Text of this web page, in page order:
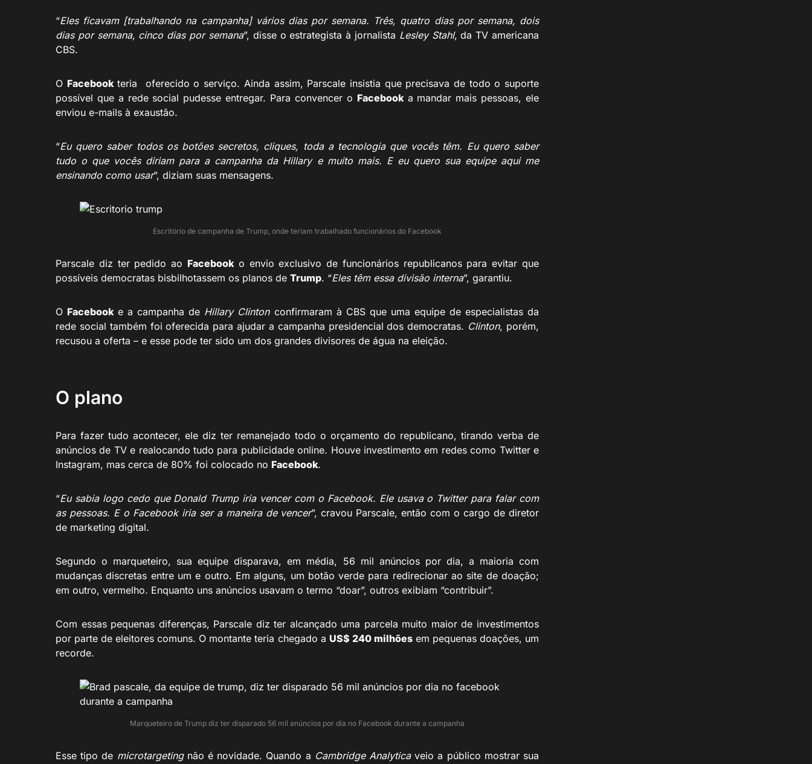
“Eles ficavam [trabalhando na campanha] vários dias por semana. Três, quatro dias por semana, dois
dias por semana, cinco dias por semana”, disse o estrategista à jornalista Lesley Stahl, da TV americana
CBS.
O Facebookteria oferecido o serviço. Ainda assim, Parscale insistia que precisava de todo o suporte
possível que a rede social pudesse entregar. Para convencer o Facebooka mandar mais pessoas, ele
enviou e-mails à exaustão.
“Eu quero saber todos os botões secretos, cliques, toda a tecnologia que vocês têm. Eu quero saber
tudo o que vocês diriam para a campanha da Hillary e muito mais. E eu quero sua equipe aqui me
ensinando como usar”, diziam suas mensagens.
Escritório de campanha de Trump, onde teriam trabalhado funcionários do Facebook
Parscale diz ter pedido ao Facebooko envio exclusivo de funcionários republicanos para evitar que
possíveis democratas bisbilhotassem os planos de Trump. “Eles têm essa divisão interna”, garantiu.
O Facebooke a campanha de Hillary Clintonconfirmaram à CBS que uma equipe de especialistas da
rede social também foi oferecida para ajudar a campanha presidencial dos democratas. Clinton, porém,
recusou a oferta – e esse pode ter sido um dos grandes divisores de água na eleição.
O plano
Para fazer tudo acontecer, ele diz ter remanejado todo o orçamento do republicano, tirando verba de
anúncios de TV e realocando tudo para publicidade online. Houve investimento em redes como Twitter e
Instagram, mas cerca de 80% foi colocado no Facebook.
“Eu sabia logo cedo que Donald Trump iria vencer com o Facebook. Ele usava o Twitter para falar com
as pessoas. E o Facebook iria ser a maneira de vencer”, cravou Parscale, então com o cargo de diretor
de marketing digital.
Segundo o marqueteiro, sua equipe disparava, em média, 56 mil anúncios por dia, a maioria com
mudanças discretas entre um e outro. Em alguns, um botão verde para redirecionar ao site de doação;
em outro, vermelho. Enquanto uns anúncios usavam o termo “doar”, outros exibiam “contribuir”.
Com essas pequenas diferenças, Parscale diz ter alcançado uma parcela muito maior de investimentos
por parte de eleitores comuns. O montante teria chegado a US$ 240 milhõesem pequenas doações, um
recorde.
Marqueteiro de Trump diz ter disparado 56 mil anúncios por dia no Facebook durante a campanha
Esse tipo de microtargetingnão é novidade. Quando a Cambridge Analyticaveio a público mostrar sua